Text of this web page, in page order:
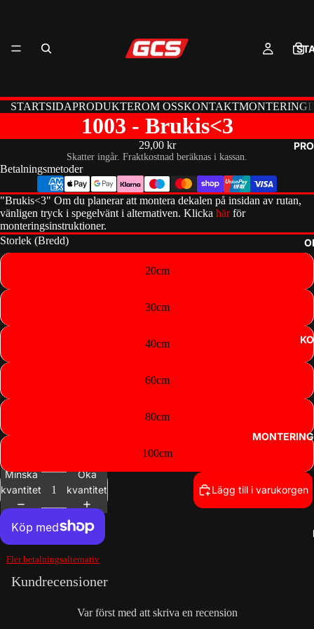
STARTSIDAPRODUKTEROM OSSKONTAKT
1003 - Brukis<3
29,00 kr
Skatter ingår. Fraktkostnad beräknas i kassan.
Betalningsmetoder
"Brukis<3" Om du planerar att montera dekalen på insidan av rutan,
vänligen tryck i spegelvänt i alternativen. Klicka härför
monteringsinstruktioner.
Storlek (Bredd)
20cm
30cm
40cm
60cm
80cm
100cm
Minska
kvantitet
Öka
kvantitet
Lägg till i varukorgen
Fler betalningsalternativ
Kundrecensioner
Var först med att skriva en recension
Integritetspolicy
Kontaktinformation